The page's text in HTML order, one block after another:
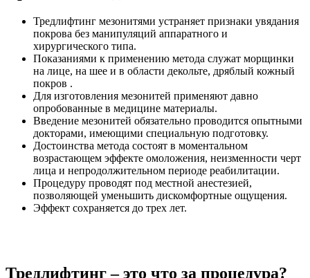
Тредлифтинг мезонитями устраняет признаки увядания
покрова без манипуляций аппаратного и
хирургического типа.
Показаниями к применению метода служат морщинки
на лице, на шее и в области декольте, дряблый кожный
покров .
Для изготовления мезонитей применяют давно
опробованные в медицине материалы.
Введение мезонитей обязательно проводится опытными
докторами, имеющими специальную подготовку.
Достоинства метода состоят в моментальном
возрастающем эффекте омоложения, неизменности черт
лица и непродолжительном периоде реабилитации.
Процедуру проводят под местной анестезией,
позволяющей уменьшить дискомфортные ощущения.
Эффект сохраняется до трех лет.
Тредлифтинг – это что за процедура?